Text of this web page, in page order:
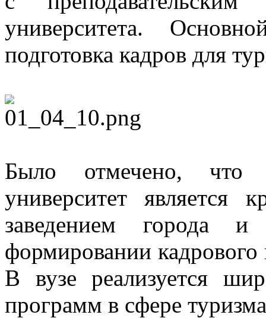
университета.
подготовка кадров для
Было отмечено, что
университет
заведением города
формировании кадрового
В вузе реализуется
программ в сфере